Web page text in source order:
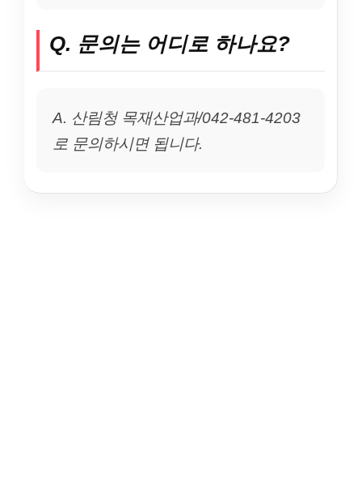
Q. 문의는 어디로 하나요?
A. 산림청 목재산업과/042-481-4203
로 문의하시면 됩니다.